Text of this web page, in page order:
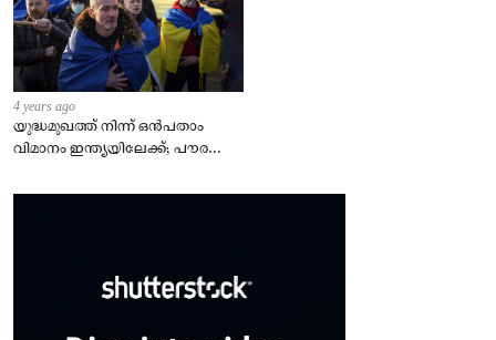
4 years ago
യുദ്ധമുഖത്ത് നിന്ന് ഒൻപതാം
വിമാനം ഇന്ത്യയിലേക്ക്; പൗരന്മാർ
– കേന്ദ്രം